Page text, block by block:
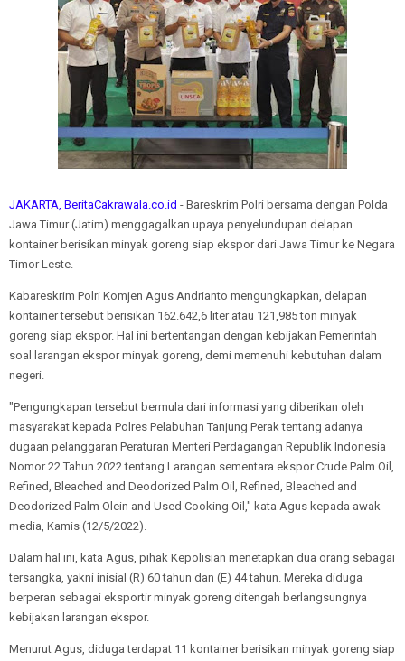
JAKARTA, BeritaCakrawala.co.id - Bareskrim Polri bersama dengan Polda
Jawa Timur (Jatim) menggagalkan upaya penyelundupan delapan
kontainer berisikan minyak goreng siap ekspor dari Jawa Timur ke Negara
Timor Leste.
Kabareskrim Polri Komjen Agus Andrianto mengungkapkan, delapan
kontainer tersebut berisikan 162.642,6 liter atau 121,985 ton minyak
goreng siap ekspor. Hal ini bertentangan dengan kebijakan Pemerintah
soal larangan ekspor minyak goreng, demi memenuhi kebutuhan dalam
negeri.
"Pengungkapan tersebut bermula dari informasi yang diberikan oleh
masyarakat kepada Polres Pelabuhan Tanjung Perak tentang adanya
dugaan pelanggaran Peraturan Menteri Perdagangan Republik Indonesia
Nomor 22 Tahun 2022 tentang Larangan sementara ekspor Crude Palm Oil,
Refined, Bleached and Deodorized Palm Oil, Refined, Bleached and
Deodorized Palm Olein and Used Cooking Oil," kata Agus kepada awak
media, Kamis (12/5/2022).
Dalam hal ini, kata Agus, pihak Kepolisian menetapkan dua orang sebagai
tersangka, yakni inisial (R) 60 tahun dan (E) 44 tahun. Mereka diduga
berperan sebagai eksportir minyak goreng ditengah berlangsungnya
kebijakan larangan ekspor.
Menurut Agus, diduga terdapat 11 kontainer berisikan minyak goreng siap